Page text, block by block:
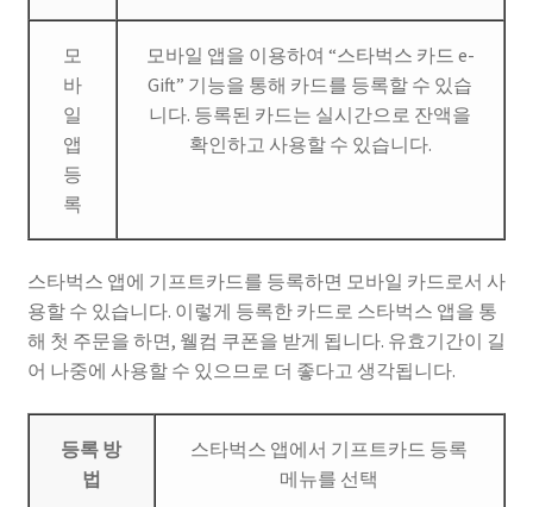
모
바
일
앱
등
록
모바일 앱을 이용하여 “스타벅스 카드 e-
Gift” 기능을 통해 카드를 등록할 수 있습
니다. 등록된 카드는 실시간으로 잔액을
확인하고 사용할 수 있습니다.
스타벅스 앱에 기프트카드를 등록하면 모바일 카드로서 사
용할 수 있습니다. 이렇게 등록한 카드로 스타벅스 앱을 통
해 첫 주문을 하면, 웰컴 쿠폰을 받게 됩니다. 유효기간이 길
어 나중에 사용할 수 있으므로 더 좋다고 생각됩니다.
등록 방
법
스타벅스 앱에서 기프트카드 등록
메뉴를 선택